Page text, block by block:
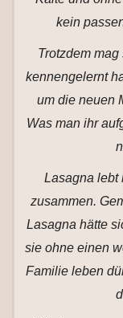
kein
Trotzdem
kennengelernt
um die neuen
Was man ihr
Lasagna lebt
zusammen.
Lasagna hätte
sie ohne einen
Familie leben